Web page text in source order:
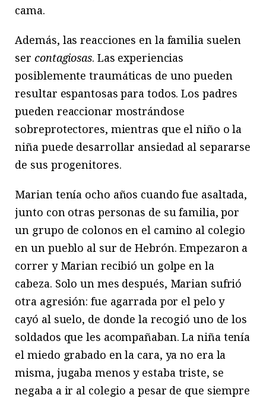
cama.
Además, las reacciones en la familia suelen
sercontagiosas. Las experiencias
posiblemente traumáticas de uno pueden
resultar espantosas para todos. Los padres
pueden reaccionar mostrándose
sobreprotectores, mientras que el niño o la
niña puede desarrollar ansiedad al separarse
de sus progenitores.
Marian tenía ocho años cuando fue asaltada,
junto con otras personas de su familia, por
un grupo de colonos en el camino al colegio
en un pueblo al sur de Hebrón. Empezaron a
correr y Marian recibió un golpe en la
cabeza. Solo un mes después, Marian sufrió
otra agresión: fue agarrada por el pelo y
cayó al suelo, de donde la recogió uno de los
soldados que les acompañaban. La niña tenía
el miedo grabado en la cara, ya no era la
misma, jugaba menos y estaba triste, se
negaba a ir al colegio a pesar de que siempre